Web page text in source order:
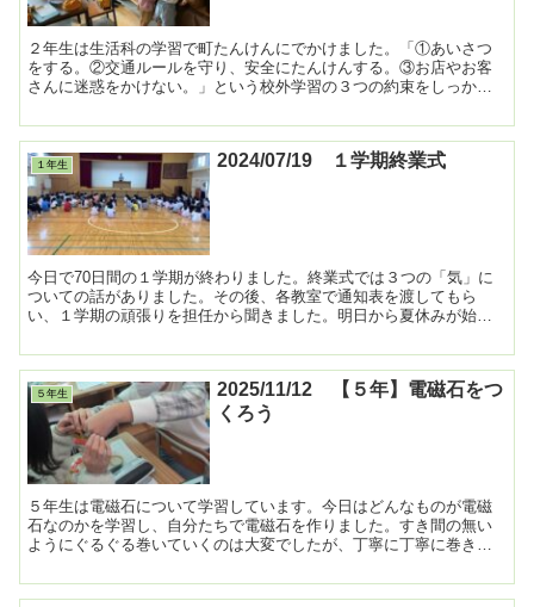
２年生は生活科の学習で町たんけんにでかけました。「①あいさつ
をする。②交通ルールを守り、安全にたんけんする。③お店やお客
さんに迷惑をかけない。」という校外学習の３つの約束をしっかり
１年生 2024/07/19 １学期終業式
今日で70日間の１学期が終わりました。終業式では３つの「気」に
ついての話がありました。その後、各教室で通知表を渡してもら
い、１学期の頑張りを担任から聞きました。明日から夏休みが始ま
５年生
2025/11/12 【５年】電磁石をつ
くろう
５年生は電磁石について学習しています。今日はどんなものが電磁
石なのかを学習し、自分たちで電磁石を作りました。すき間の無い
ようにぐるぐる巻いていくのは大変でしたが、丁寧に丁寧に巻きま